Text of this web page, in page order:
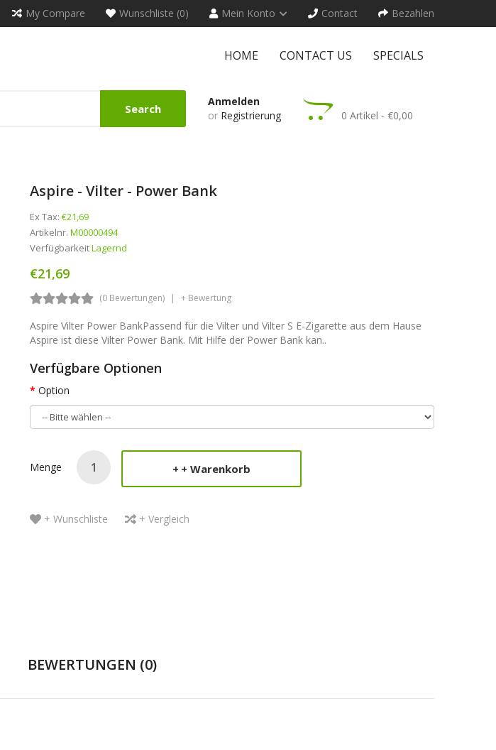
My Compare Wunschliste (0) Mein Konto Contact Bezahlen
HOME CONTACT US SPECIALS
Search
Anmelden
or Registrierung 0 Artikel - €0,00
Aspire - Vilter - Power Bank
Ex Tax: €21,69
Artikelnr. M00000494
VerfügbarkeitLagernd
€21,69
(0 Bewertungen) + Bewertung
Aspire Vilter Power BankPassend für die Vilter und Vilter S E-Zigarette aus dem Hause
Aspire ist diese Vilter Power Bank. Mit Hilfe der Power Bank kan..
Verfügbare Optionen
Option
Menge + Warenkorb
+ Wunschliste + Vergleich
BEWERTUNGEN (0)